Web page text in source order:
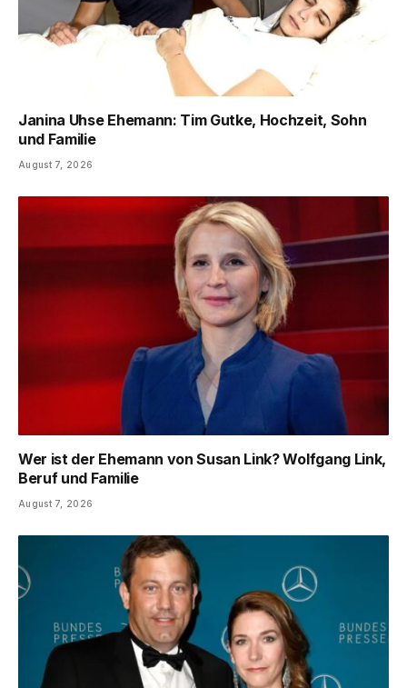
Janina Uhse Ehemann: Tim Gutke, Hochzeit, Sohn
und Familie
August 7, 2026
Wer ist der Ehemann von Susan Link? Wolfgang Link,
Beruf und Familie
August 7, 2026